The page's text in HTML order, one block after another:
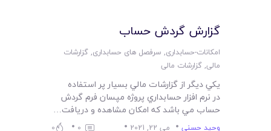
گزارش گردش حساب
امکانات-حسابداری, سرفصل های حسابداری,گزارشات
مالی,گزارشات مالی
يکي ديگر از گزارشات مالي بسيار پر استفاده
در نرم افزار حسابداري پروژه مپسان فرم گردش
حساب مي باشد که امکان مشاهده و دريافت…
وحید حسنی می 22, 2021 0
0